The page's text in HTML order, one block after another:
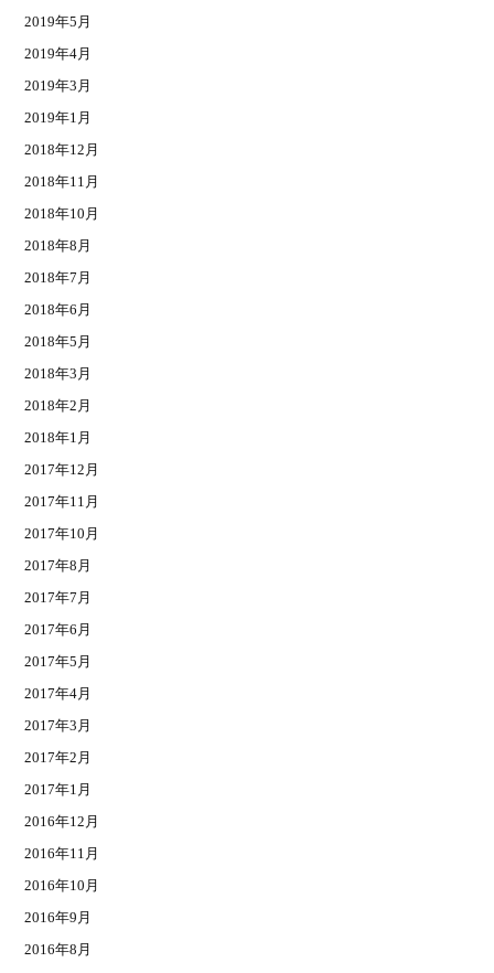
2019年5月
2019年4月
2019年3月
2019年1月
2018年12月
2018年11月
2018年10月
2018年8月
2018年7月
2018年6月
2018年5月
2018年3月
2018年2月
2018年1月
2017年12月
2017年11月
2017年10月
2017年8月
2017年7月
2017年6月
2017年5月
2017年4月
2017年3月
2017年2月
2017年1月
2016年12月
2016年11月
2016年10月
2016年9月
2016年8月